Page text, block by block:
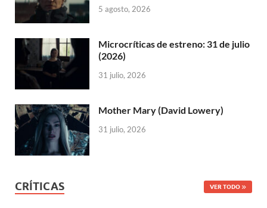
5 agosto, 2026
Microcríticas de estreno: 31 de julio
(2026)
31 julio, 2026
Mother Mary (David Lowery)
31 julio, 2026
CRÍTICAS VER TODO